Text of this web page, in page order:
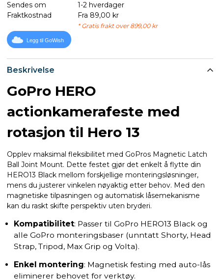
Beskrivelse
GoPro HERO
actionkamerafeste med
rotasjon til Hero 13
Opplev maksimal fleksibilitet med GoPros Magnetic Latch
Ball Joint Mount. Dette festet gjør det enkelt å flytte din
HERO13 Black mellom forskjellige monteringsløsninger,
mens du justerer vinkelen nøyaktig etter behov. Med den
magnetiske tilpasningen og automatisk låsemekanisme
kan du raskt skifte perspektiv uten bryderi.
Kompatibilitet: Passer til GoPro HERO13 Black og
alle GoPro monteringsbaser (unntatt Shorty, Head
Strap, Tripod, Max Grip og Volta).
Enkel montering: Magnetisk festing med auto-lås
eliminerer behovet for verktøy.
Sendes om
1-2 hverdager
Fraktkostnad
Fra 89,00 kr
* Gratis frakt over 899,00 kr
Legg til GoWish